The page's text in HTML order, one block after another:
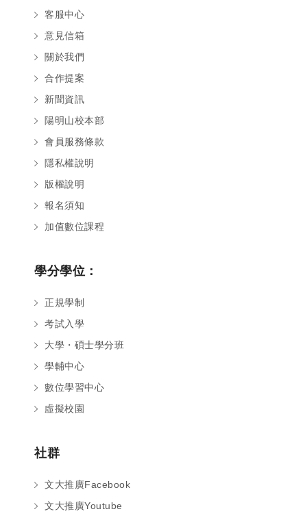
客服中心
意見信箱
關於我們
合作提案
新聞資訊
陽明山校本部
會員服務條款
隱私權說明
版權說明
報名須知
加值數位課程
學分學位：
正規學制
考試入學
大學・碩士學分班
學輔中心
數位學習中心
虛擬校園
社群
文大推廣Facebook
文大推廣Youtube